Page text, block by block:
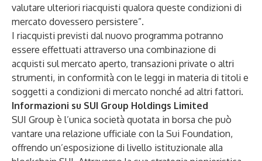
valutare ulteriori riacquisti qualora queste condizioni di
mercato dovessero persistere”.
I riacquisti previsti dal nuovo programma potranno
essere effettuati attraverso una combinazione di
acquisti sul mercato aperto, transazioni private o altri
strumenti, in conformità con le leggi in materia di titoli e
soggetti a condizioni di mercato nonché ad altri fattori.
Informazioni su SUI Group Holdings Limited
SUI Group è l’unica società quotata in borsa che può
vantare una relazione ufficiale con la Sui Foundation,
offrendo un’esposizione di livello istituzionale alla